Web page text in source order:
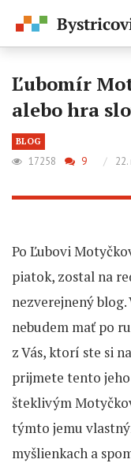
Ľubomír
alebo hra
BLOG
17258 9 /
Po Ľubovi
piatok, zostal na
nezverejnený
nebudem mať po
z Vás, ktorí ste si
prijmete tento
šteklivým
týmto jemu
myšlienkach a